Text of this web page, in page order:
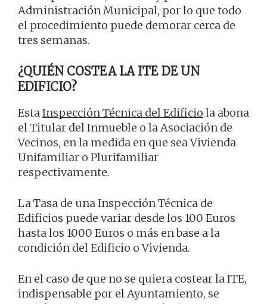
Administración Municipal, por lo que todo
el procedimiento puede demorar cerca de
tres semanas.
¿QUIÉN COSTEA LA ITE DE UN
EDIFICIO?
EstaInspección Técnica del Edificio la abona
el Titular del Inmueble o la Asociación de
Vecinos, en la medida en que sea Vivienda
Unifamiliar o Plurifamiliar
respectivamente.
La Tasa de una Inspección Técnica de
Edificios puede variar desde los 100 Euros
hasta los 1000 Euros o más en base a la
condición del Edificio o Vivienda.
En el caso de que no se quiera costear la ITE,
indispensable por el Ayuntamiento, se